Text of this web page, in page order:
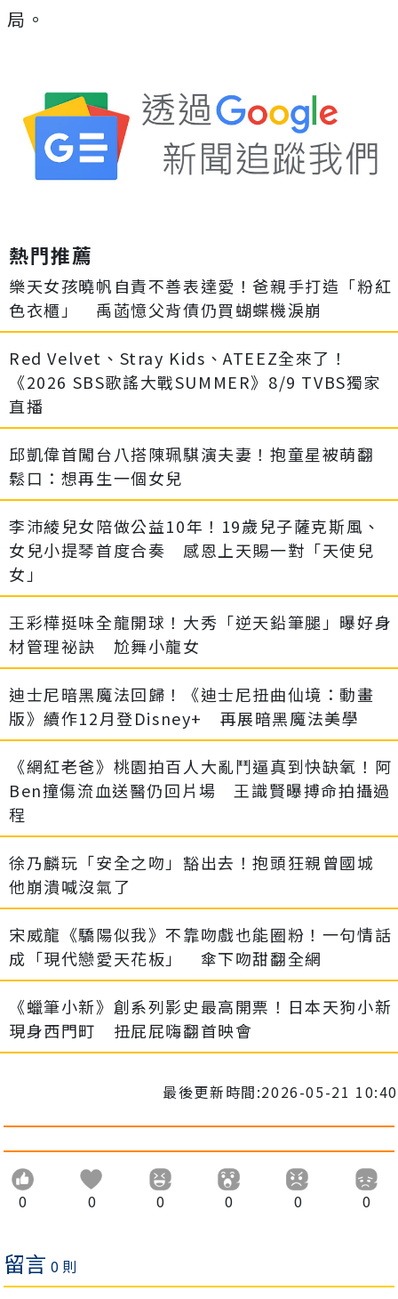
局。
熱門推薦
樂天女孩曉帆自責不善表達愛！爸親手打造「粉紅
色衣櫃」 禹菡憶父背債仍買蝴蝶機淚崩
Red Velvet、Stray Kids、ATEEZ全來了！
《2026 SBS歌謠大戰SUMMER》8/9 TVBS獨家
直播
邱凱偉首闖台八搭陳珮騏演夫妻！抱童星被萌翻
鬆口：想再生一個女兒
李沛綾兒女陪做公益10年！19歲兒子薩克斯風、
女兒小提琴首度合奏 感恩上天賜一對「天使兒
女」
王彩樺挺味全龍開球！大秀「逆天鉛筆腿」曝好身
材管理祕訣 尬舞小龍女
迪士尼暗黑魔法回歸！《迪士尼扭曲仙境：動畫
版》續作12月登Disney+ 再展暗黑魔法美學
《網紅老爸》桃園拍百人大亂鬥逼真到快缺氧！阿
Ben撞傷流血送醫仍回片場 王識賢曝搏命拍攝過
程
徐乃麟玩「安全之吻」豁出去！抱頭狂親曾國城
他崩潰喊沒氣了
宋威龍《驕陽似我》不靠吻戲也能圈粉！一句情話
成「現代戀愛天花板」 傘下吻甜翻全網
《蠟筆小新》創系列影史最高開票！日本天狗小新
現身西門町 扭屁屁嗨翻首映會
最後更新時間:2026-05-21 10:40
0 0 0 0 0 0